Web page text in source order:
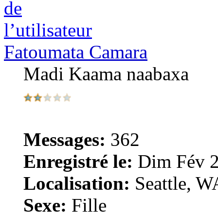
Fatoumata Camara
Madi Kaama naabaxa
Messages: 362
Enregistré le: Dim Fév
Localisation: Seattle,
Sexe: Fille